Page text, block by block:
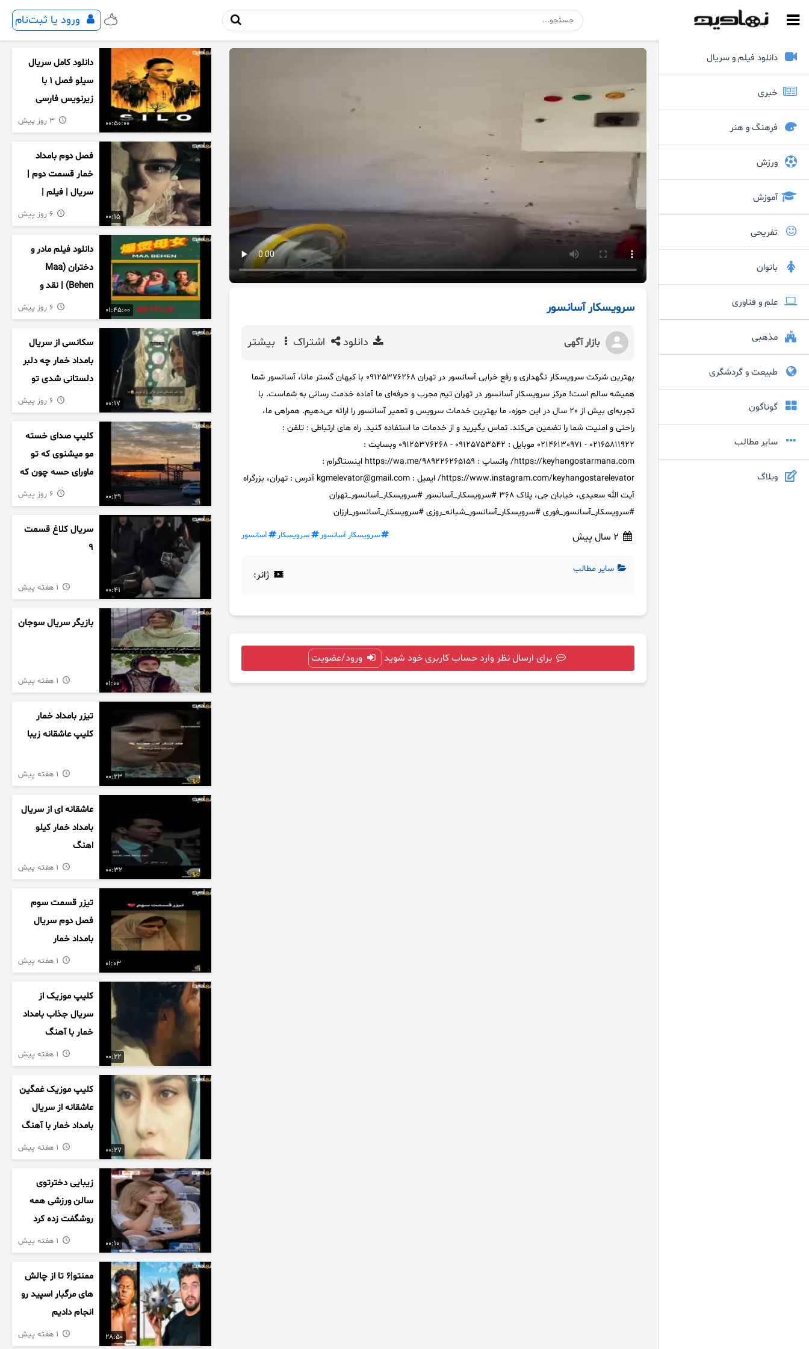
ورود یا ثبت‌نام
دانلود فیلم و سریال
خبری
فرهنگ و هنر
ورزش
آموزش
تفریحی
بانوان
علم و فناوری
مذهبی
طبیعت و گردشگری
گوناگون
سایر مطالب
وبلاگ
سرویسکار آسانسور
بازار آگهی دانلود اشتراک بیشتر
بهترین شرکت سرویسکار نگهداری و رفع خرابی آسانسور در تهران 09125376268 با کیهان گستر مانا، آسانسور شما
همیشه سالم است! مرکز سرویسکار آسانسور در تهران تیم مجرب و حرفه‌ای ما آماده خدمت رسانی به شماست. با
تجربه‌ای بیش از 20 سال در این حوزه، ما بهترین خدمات سرویس و تعمیر آسانسور را ارائه می‌دهیم. همراهی ما،
راحتی و امنیت شما را تضمین می‌کند. تماس بگیرید و از خدمات ما استفاده کنید. راه های ارتباطی : تلفن :
02165811922 - 02146130971 موبایل : 09125753542 - 09125376268 وبسایت :
https://keyhangostarmana.com/ واتساپ : https://wa.me/989226265159 اینستاگرام :
https://www.instagram.com/keyhangostarelevator/ ایمیل : kgmelevator@gmail.com آدرس : تهران، بزرگراه
آیت الله سعیدی، خیابان جی، پلاک 368 #سرویسکار_آسانسور #سرویسکار_آسانسور_تهران
#سرویسکار_آسانسور_فوری #سرویسکار_آسانسور_شبانه_روزی #سرویسکار_آسانسور_ارزان
سرویسکار آسانسور سرویسکار آسانسور
سایر مطالب ژانر:
برای ارسال نظر وارد حساب کاربری خود شوید ورود/عضویت
00:50:00
دانلود کامل سریال
سیلو فصل ۱ با
زیرنویس فارسی
00:15
فصل دوم بامداد
خمار قسمت دوم |
سریال | فیلم |
نمایش خانگی |
محبوبه | سینمایی
01:45:00
دانلود فیلم مادر و
دختران (Maa
Behen) | نقد و
بررسی درام خانوادگی
هندی
00:17
سکانسی از سریال
بامداد خمار چه دلبر
دلستانی شدی تو
این بزک عروس..
00:29
کلیپ صدای خسته
مو میشنوی که تو
ماورای حسه چون که
داریم می رسیم به
اخرای قصه
00:41
سریال کلاغ قسمت
9
01:00
بازیگر سریال سوجان
00:23
تیزر بامداد خمار
کلیپ عاشقانه زیبا
00:32
عاشقانه ای از سریال
بامداد خمار کیلو
اهنگ
01:03
تیزر قسمت سوم
فصل دوم سریال
بامداد خمار
00:22
کلیپ موزیک از
سریال جذاب بامداد
خمار با آهنگ
عاشقانه
00:27
کلیپ موزیک غمگین
عاشقانه از سریال
بامداد خمار با آهنگ
احسان خواجه امیری
00:10
زیبایی دخترتوی
سالن ورزشی همه
روشگفت زده کرد
28:50
ممنتو|۶ تا از چالش
های مرگبار اسپید رو
انجام دادیم